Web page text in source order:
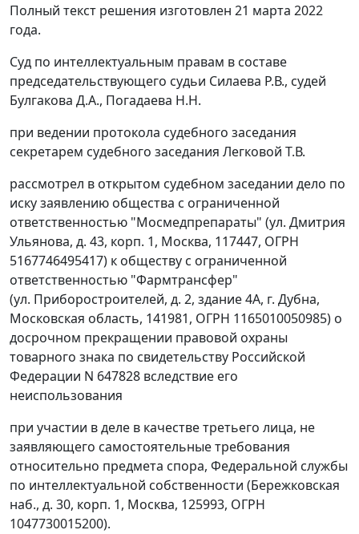
Полный текст решения изготовлен 21 марта 2022
года.
Суд по интеллектуальным правам в составе
председательствующего судьи Силаева Р.В., судей
Булгакова Д.А., Погадаева Н.Н.
при ведении протокола судебного заседания
секретарем судебного заседания Легковой Т.В.
рассмотрел в открытом судебном заседании дело по
иску заявлению общества с ограниченной
ответственностью "Мосмедпрепараты" (ул. Дмитрия
Ульянова, д. 43, корп. 1, Москва, 117447, ОГРН
5167746495417) к обществу с ограниченной
ответственностью "Фармтрансфер"
(ул. Приборостроителей, д. 2, здание 4А, г. Дубна,
Московская область, 141981, ОГРН 1165010050985) о
досрочном прекращении правовой охраны
товарного знака по свидетельству Российской
Федерации N 647828 вследствие его
неиспользования
при участии в деле в качестве третьего лица, не
заявляющего самостоятельные требования
относительно предмета спора, Федеральной службы
по интеллектуальной собственности (Бережковская
наб., д. 30, корп. 1, Москва, 125993, ОГРН
1047730015200).